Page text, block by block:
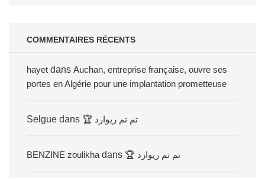
COMMENTAIRES RÉCENTS
hayet dans Auchan, entreprise française, ouvre ses
portes en Algérie pour une implantation prometteuse
Selgue dans 🏆 تم تم ريوارد
BENZINE zoulikha dans 🏆 تم تم ريوارد